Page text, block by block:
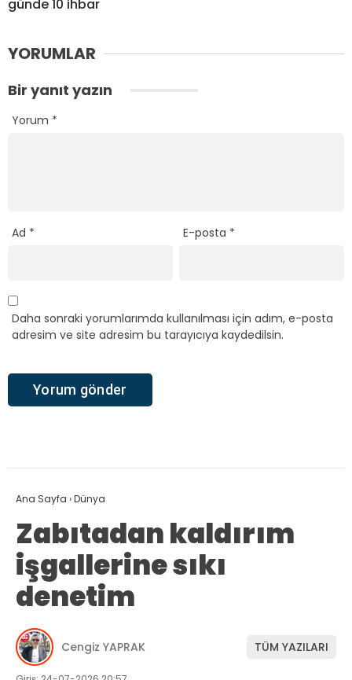
günde 10 ihbar
YORUMLAR
Bir yanıt yazın
Yorum *
Ad * E-posta *
Daha sonraki yorumlarımda kullanılması için adım, e-posta
adresim ve site adresim bu tarayıcıya kaydedilsin.
Ana Sayfa ›Dünya
Zabıtadan kaldırım
işgallerine sıkı
denetim
Cengiz YAPRAK TÜM YAZILARI